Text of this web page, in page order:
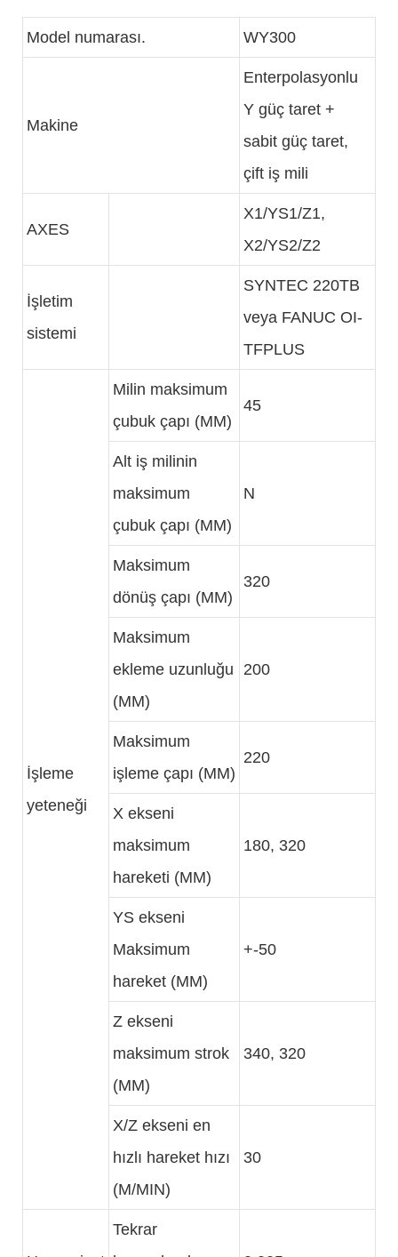
Model numarası. WY300
Makine
Enterpolasyonlu
Y güç taret +
sabit güç taret,
çift iş mili
AXES
X1/YS1/Z1,
X2/YS2/Z2
İşletim
sistemi
SYNTEC 220TB
veya FANUC OI-
TFPLUS
İşleme
yeteneği
Milin maksimum
çubuk çapı (MM)
45
Alt iş milinin
maksimum
çubuk çapı (MM)
N
Maksimum
dönüş çapı (MM)
320
Maksimum
ekleme uzunluğu
(MM)
200
Maksimum
işleme çapı (MM)
220
X ekseni
maksimum
hareketi (MM)
180, 320
YS ekseni
Maksimum
hareket (MM)
+-50
Z ekseni
maksimum strok
(MM)
340, 320
X/Z ekseni en
hızlı hareket hızı
(M/MIN)
30
Tekrar